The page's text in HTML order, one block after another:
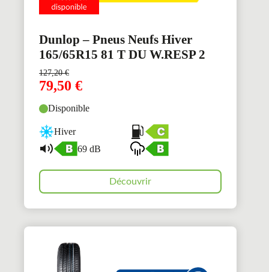
Dunlop – Pneus Neufs Hiver
165/65R15 81 T DU W.RESP 2
127,20€
79,50 €
Disponible
Hiver
69 dB
Découvrir